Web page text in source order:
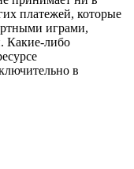
платежей, которые
играми,
Какие-либо
в